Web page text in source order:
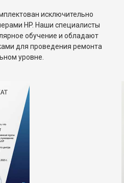
исключительно
HP. Наши специалисты
обучение и обладают
для проведения ремонта
уровне.